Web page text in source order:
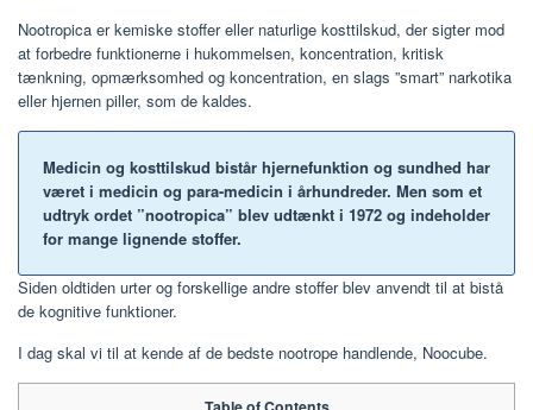
Nootropica er kemiske stoffer eller naturlige kosttilskud, der sigter mod
at forbedre funktionerne i hukommelsen, koncentration, kritisk
tænkning, opmærksomhed og koncentration, en slags ”smart” narkotika
eller hjernen piller, som de kaldes.
Medicin og kosttilskud bistår hjernefunktion og sundhed har
været i medicin og para-medicin i århundreder. Men som et
udtryk ordet ”nootropica” blev udtænkt i 1972 og indeholder
for mange lignende stoffer.
Siden oldtiden urter og forskellige andre stoffer blev anvendt til at bistå
de kognitive funktioner.
I dag skal vi til at kende af de bedste nootrope handlende, Noocube.